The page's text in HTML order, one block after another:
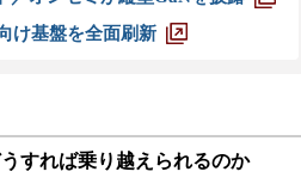
け基盤を全面刷新
すれば乗り越えられるのか